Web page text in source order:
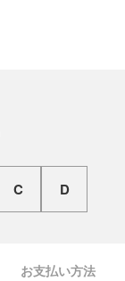
C D
お支払い方法